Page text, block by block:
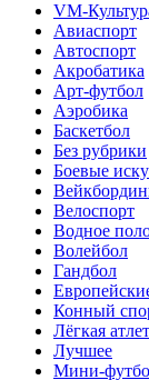
VM-
Авиаспорт
Автоспорт
Акробатика
Арт-футбол
Аэробика
Баскетбол
Без рубрики
Боевые
Велоспорт
Водное
Волейбол
Гандбол
Конный
Лёгкая
Лучшее
Мини-